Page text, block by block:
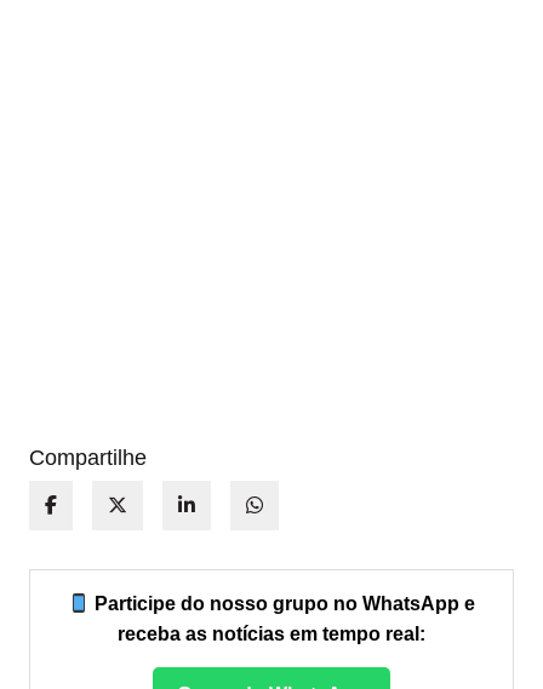
Compartilhe
Participe do nosso grupo no WhatsApp e
receba as notícias em tempo real: